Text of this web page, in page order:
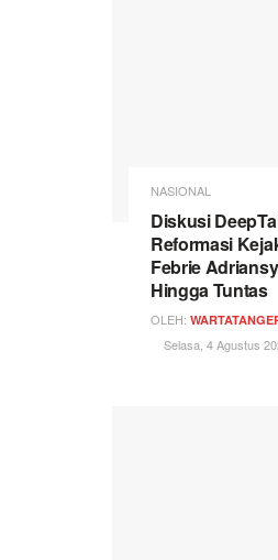
NASIONAL
Diskusi
Reformasi
Febrie
Hingga Tuntas
OLEH:
Selasa, 4 Agustus